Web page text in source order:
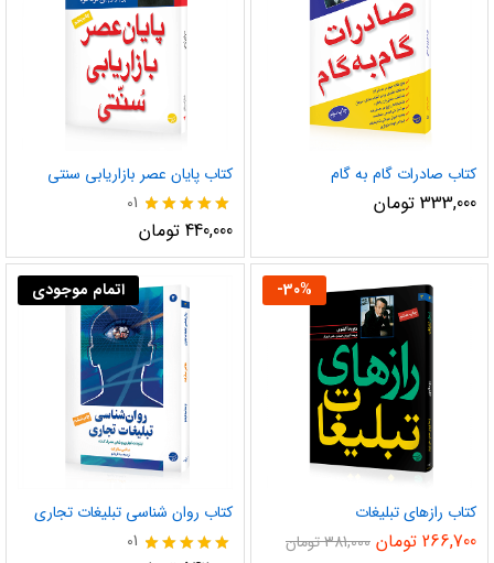
کتاب صادرات گام به گام
333,000 تومان
کتاب پایان عصر بازاریابی سنتی
نمره
5.00
از 5
01
440,000 تومان
-30%
کتاب رازهای تبلیغات
266,700 تومان 381,000تومان
اتمام موجودی
کتاب روان‌ شناسی تبلیغات تجاری
01